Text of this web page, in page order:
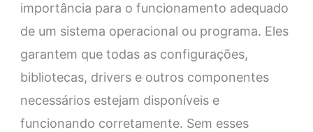
importância para o funcionamento adequado
de um sistema operacional ou programa. Eles
garantem que todas as configurações,
bibliotecas, drivers e outros componentes
necessários estejam disponíveis e
funcionando corretamente. Sem esses